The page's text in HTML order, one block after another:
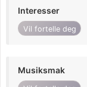
Interesser
Vil fortelle deg
Musiksmak